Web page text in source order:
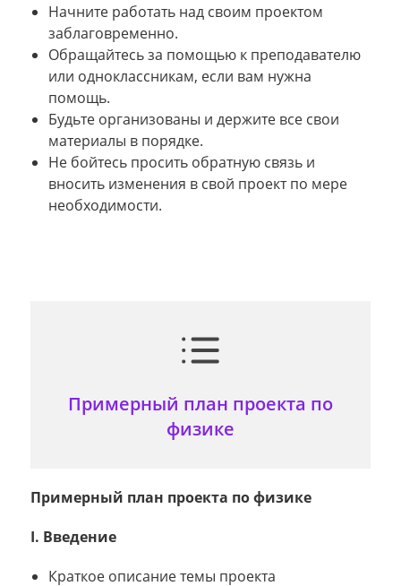
Начните работать над своим проектом
заблаговременно.
Обращайтесь за помощью к преподавателю
или одноклассникам, если вам нужна
помощь.
Будьте организованы и держите все свои
материалы в порядке.
Не бойтесь просить обратную связь и
вносить изменения в свой проект по мере
необходимости.
Примерный план проекта по
физике
Примерный план проекта по физике
I. Введение
Краткое описание темы проекта